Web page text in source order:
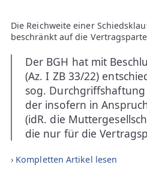
Die Reichweite einer
beschränkt auf die
Der BGH hat mit
(Az. I ZB 33/22)
sog.
der insofern in
(idR. die
die nur für die
› Kompletten Artikel lesen